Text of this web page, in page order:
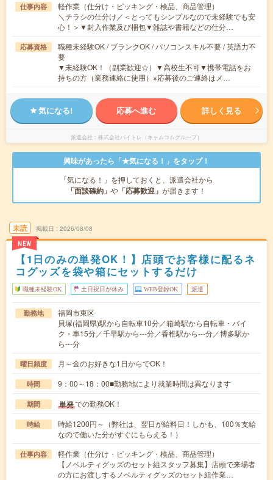
仕事内容
軽作業（仕分け・ピッキング・検品、商品管理）
＼チラシの仕分け／＜とってもシンプルなので未経験でも安
心！＞▼封入作業及び梱包▼雑誌や書籍などの仕分…
応募資格
職種未経験OK / ブランクOK / パソコンスキル不要 / 英語力不
要
▼未経験OK！（副業歓迎☆）▼高校生不可▼携帯電話をお
持ちの方（業務連絡に使用）※応募後のご連絡はメ…
気になる! 応募へ進む 詳しく見る
派遣会社 株式会社バイトレ（キャムコムグループ）
興味があったら「★気になる！」をタップ！
「気になる！」を押しておくと、派遣会社から
「面談確約」 や 「応募歓迎」 が届きます！
未読
NEW
掲載日 2026/08/08
【1日のみの単発OK！】店頭でお客様に配るネ
コグッズを袋や箱にセットするだけ
職種未経験OK 土日祝日が休み WEB登録OK 派遣
勤務地
福岡市東区
貝塚(福岡県)駅から自転車10分／箱崎駅から自転車・バイ
ク・車15分／千早駅から---分／香椎駅から---分／博多駅か
ら---分
曜日頻度 月～金のお好きな1日からでOK！
時間 9：00～18：00■勤務地により就業時間は異なります
期間 単発での勤務OK！
時給
時給1200円～（弊社は、翌日が給料日！しかも、100％支給
なので働いた分がすぐにもらえる！）
仕事内容
軽作業（仕分け・ピッキング・検品、商品管理）
【ノベルティグッズのセット組スタッフ募集】店頭で来場者
の方にお渡しするノベルティグッズのセット組作業…